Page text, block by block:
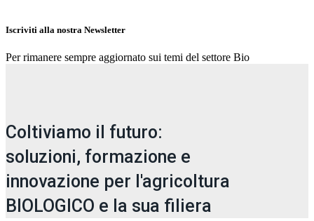
Iscriviti alla nostra Newsletter
Per rimanere sempre aggiornato sui temi del settore Bio
Coltiviamo il futuro:
soluzioni, formazione e
innovazione per l'agricoltura
BIOLOGICO e la sua filiera